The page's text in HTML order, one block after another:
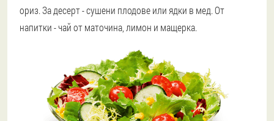
ориз. За десерт - сушени плодове или ядки в мед. От
напитки - чай ​​от маточина, лимон и мащерка.